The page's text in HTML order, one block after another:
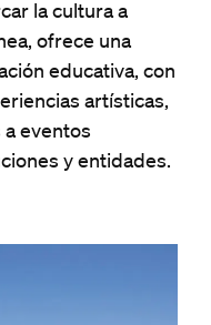
la cultura a
ofrece una
educativa, con
artísticas,
eventos
y entidades.